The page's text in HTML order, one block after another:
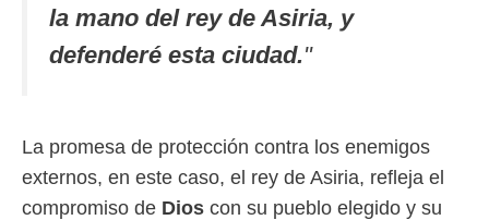
la mano del rey de Asiria, y
defenderé esta ciudad."
La promesa de protección contra los enemigos
externos, en este caso, el rey de Asiria, refleja el
compromiso de Dios con su pueblo elegido y su